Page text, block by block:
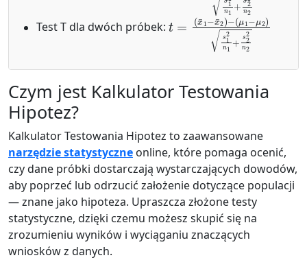
Test T dla dwóch próbek:
¯1−x¯2)−
−μ2)s12n1+s
Czym jest Kalkulator Testowania
Hipotez?
Kalkulator Testowania Hipotez to zaawansowane
narzędzie statystyczne online, które pomaga ocenić,
czy dane próbki dostarczają wystarczających dowodów,
aby poprzeć lub odrzucić założenie dotyczące populacji
— znane jako hipoteza. Upraszcza złożone testy
statystyczne, dzięki czemu możesz skupić się na
zrozumieniu wyników i wyciąganiu znaczących
wniosków z danych.